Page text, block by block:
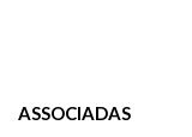
ASSOCIADAS